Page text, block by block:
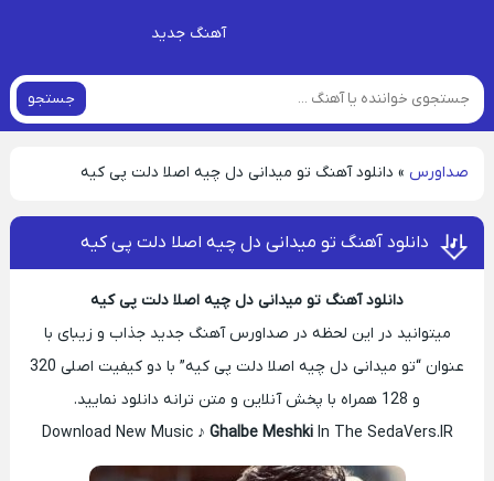
آهنگ جدید
جستجو
صداورس » دانلود آهنگ ﺗﻮ ﻣﻴﺪاﻧﻰ دل ﭼﻴﻪ اﺻﻠﺎ دﻟﺖ ﭘﻰ کیه
دانلود آهنگ ﺗﻮ ﻣﻴﺪاﻧﻰ دل ﭼﻴﻪ اﺻﻠﺎ دﻟﺖ ﭘﻰ کیه
دانلود آهنگ ﺗﻮ ﻣﻴﺪاﻧﻰ دل ﭼﻴﻪ اﺻﻠﺎ دﻟﺖ ﭘﻰ کیه
میتوانید در این لحظه در صداورس آهنگ جدید جذاب و زیبای با
عنوان “ﺗﻮ ﻣﻴﺪاﻧﻰ دل ﭼﻴﻪ اﺻﻠﺎ دﻟﺖ ﭘﻰ کیه” با دو کیفیت اصلی 320
و 128 همراه با پخش آنلاین و متن ترانه دانلود نمایید.
Download New Music ♪ Ghalbe MeshkiIn The SedaVers.IR